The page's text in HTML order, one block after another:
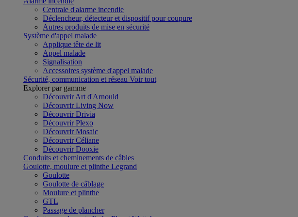
Centrale d'alarme incendie
Déclencheur, détecteur et dispositif pour coupure
Autres produits de mise en sécurité
Système d'appel malade
Applique tête de lit
Appel malade
Signalisation
Accessoires système d'appel malade
Sécurité, communication et réseau Voir tout
Explorer par gamme
Découvrir Art d'Arnould
Découvrir Living Now
Découvrir Drivia
Découvrir Plexo
Découvrir Mosaic
Découvrir Céliane
Découvrir Dooxie
Conduits et cheminements de câbles
Goulotte, moulure et plinthe Legrand
Goulotte
Goulotte de câblage
Moulure et plinthe
GTL
Passage de plancher